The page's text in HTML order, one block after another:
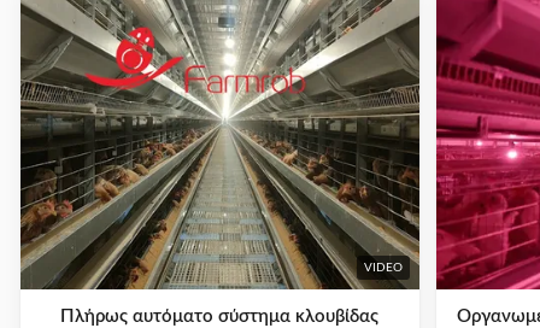
VIDEO
Πλήρως αυτόματο σύστημα κλουβίδας